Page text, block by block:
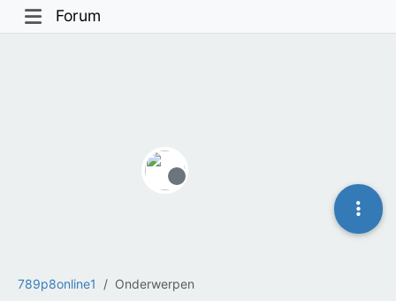
Forum
789p8online1 Onderwerpen
Offline